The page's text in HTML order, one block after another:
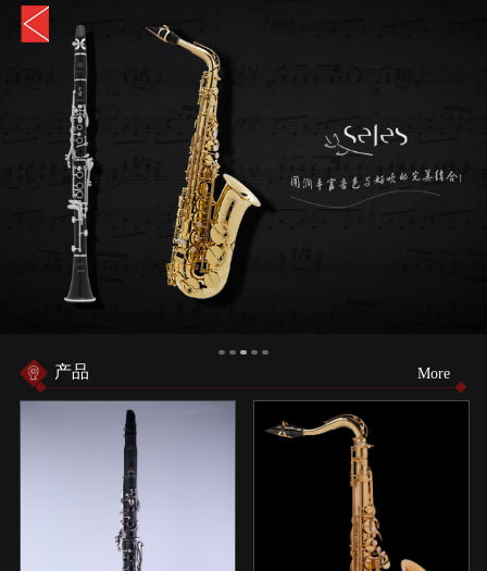
产品 More